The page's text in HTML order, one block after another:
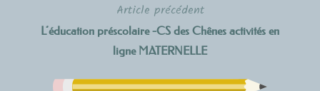
l’article
Article précédent
L’éducation préscolaire -CS des Chênes activités en
ligne MATERNELLE